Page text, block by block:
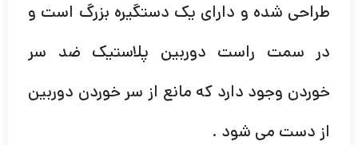
طراحی شده و دارای یک دستگیره بزرگ است و
در سمت راست دوربین پلاستیک ضد سر
خوردن وجود دارد که مانع از سر خوردن دوربین
از دست می شود .